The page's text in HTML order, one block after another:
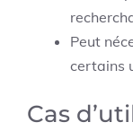
Peut
certains
Cas